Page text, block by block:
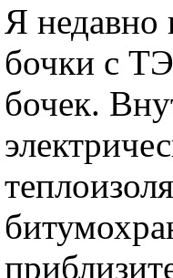
Я
бочки с
бочек.